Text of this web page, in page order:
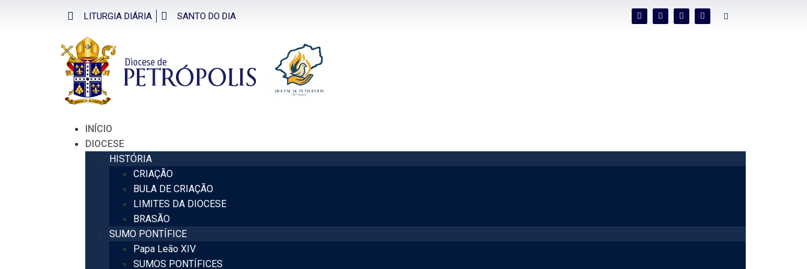
LITURGIA DIÁRIA SANTO DO DIA
INÍCIO
DIOCESE
HISTÓRIA
CRIAÇÃO
BULA DE CRIAÇÃO
LIMITES DA DIOCESE
BRASÃO
SUMO PONTÍFICE
Papa Leão XIV
SUMOS PONTÍFICES